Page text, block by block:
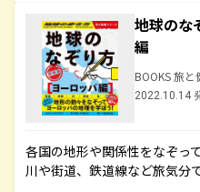
地球の
編
BOOKS 旅と
2022.10.14
各国の地形や関係性をなぞっ
川や街道、鉄道線など旅気分